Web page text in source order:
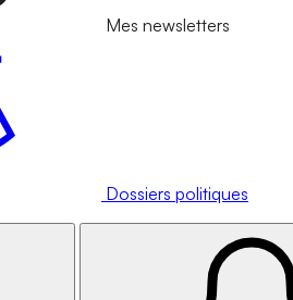
Mes newsletters
Dossiers politiques